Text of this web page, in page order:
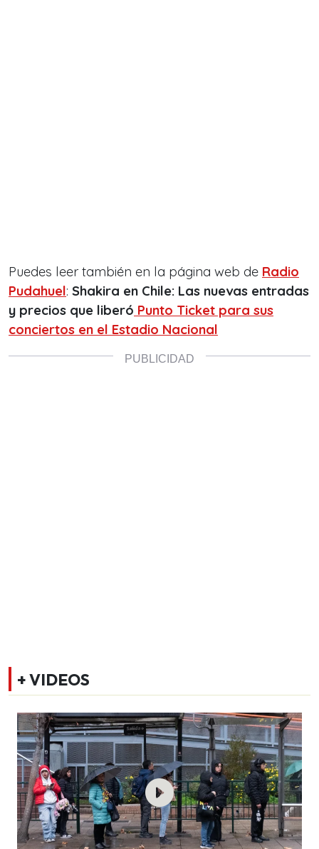
Puedes leer también en la página web de Radio
Pudahuel: Shakira en Chile: Las nuevas entradas
y precios que liberó Punto Ticket para sus
conciertos en el Estadio Nacional
+ VIDEOS